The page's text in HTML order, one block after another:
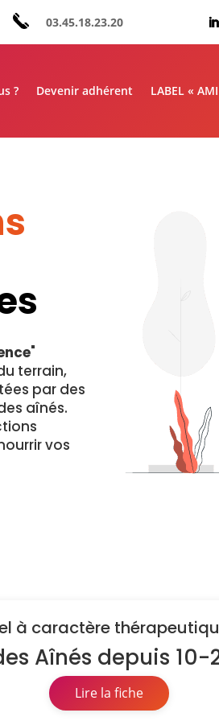
03.45.18.23.20
? Devenir adhérent LABEL «
"
terrain,
par des
aînés.
vos
à caractère
Aînés depuis
Lire la fiche